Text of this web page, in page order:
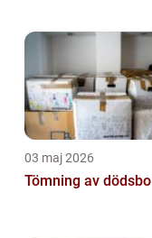
03 maj 2026
Tömning av dödsbo